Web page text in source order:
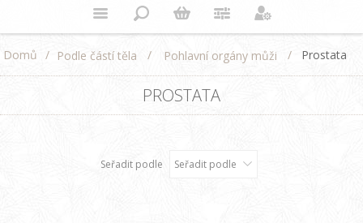
Domů / Podle částí těla / Pohlavní orgány můži / Prostata
PROSTATA
Seřadit podle Seřadit podle